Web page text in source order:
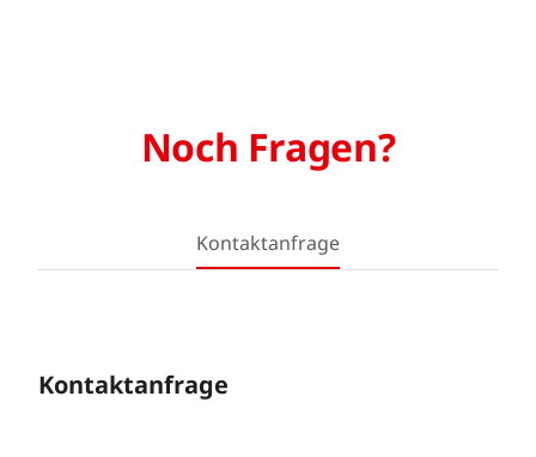
Noch Fragen?
Kontaktanfrage
Kontaktanfrage